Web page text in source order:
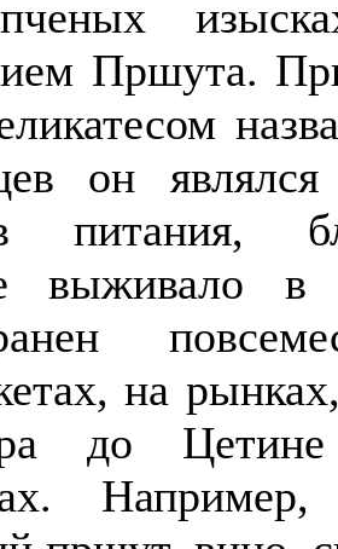
Пршута.
он
питания,
выживало
на
до